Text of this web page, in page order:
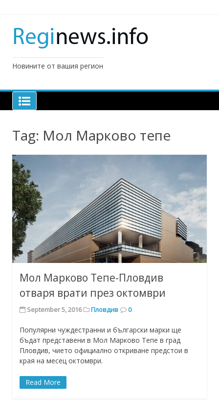
Новините от вашия регион
Tag: Мол Марково тепе
Мол Марково Тепе-Пловдив
отваря врати през октомври
September 5, 2016 Пловдив 0
Популярни чуждестранни и български марки ще
бъдат представени в Мол Марково Тепе в град
Пловдив, чието официално откриване предстои в
края на месец октомври.
Read More